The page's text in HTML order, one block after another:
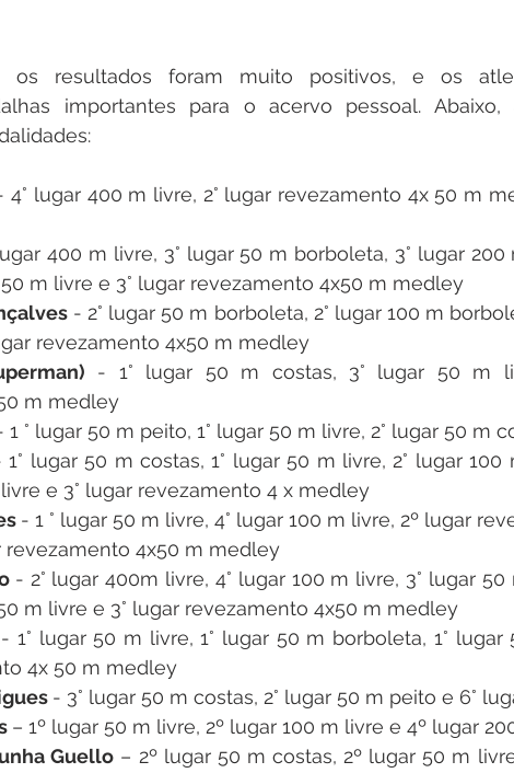
os resultados foram muito positivos, e os
importantes para o acervo pessoal.
lugar 400 m livre, 2° lugar revezamento 4x 50 m
400 m livre, 3° lugar 50 m borboleta, 3° lugar 200
m livre e 3° lugar revezamento 4x50 m medley
- 2° lugar 50 m borboleta, 2° lugar 100 m
revezamento 4x50 m medley
- 1° lugar 50 m costas, 3° lugar 50 m
m medley
1 ° lugar 50 m peito, 1° lugar 50 m livre, 2° lugar 50 m
1° lugar 50 m costas, 1° lugar 50 m livre, 2° lugar 100
e 3° lugar revezamento 4 x medley
- 1 ° lugar 50 m livre, 4° lugar 100 m livre, 2º lugar
revezamento 4x50 m medley
- 2° lugar 400m livre, 4° lugar 100 m livre, 3° lugar 50
m livre e 3° lugar revezamento 4x50 m medley
- 1° lugar 50 m livre, 1° lugar 50 m borboleta, 1°
4x 50 m medley
- 3° lugar 50 m costas, 2° lugar 50 m peito e 6°
– 1º lugar 50 m livre, 2º lugar 100 m livre e 4º lugar
Guello – 2º lugar 50 m costas, 2º lugar 50 m